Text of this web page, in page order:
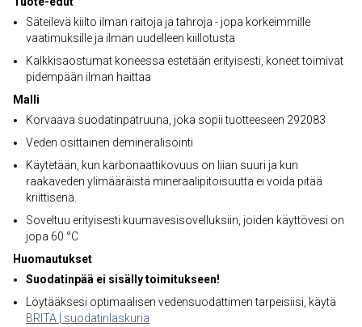
Säteilevä kiilto ilman raitoja ja tahroja - jopa korkeimmille
vaatimuksille ja ilman uudelleen kiillotusta
Kalkkisaostumat koneessa estetään erityisesti, koneet toimivat
pidempään ilman haittaa
Malli
Korvaava suodatinpatruuna, joka sopii tuotteeseen 292083
Veden osittainen demineralisointi
Käytetään, kun karbonaattikovuus on liian suuri ja kun
raakaveden ylimääräistä mineraalipitoisuutta ei voida pitää
kriittisenä.
Soveltuu erityisesti kuumavesisovelluksiin, joiden käyttövesi on
jopa 60 °C
Huomautukset
Suodatinpää ei sisälly toimitukseen!
Löytääksesi optimaalisen vedensuodattimen tarpeisiisi, käytä
BRITA | suodatinlaskuria